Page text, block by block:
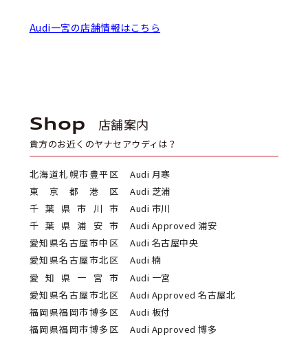
Audi一宮の店舗情報はこちら
Shop 店舗案内
貴方のお近くのヤナセアウディは？
北海道札幌市豊平区
Audi 月寒
東京都港区
Audi 芝浦
千葉県市川市
Audi 市川
千葉県浦安市
Audi Approved 浦安
愛知県名古屋市中区
Audi 名古屋中央
愛知県名古屋市北区
Audi 楠
愛知県一宮市
Audi 一宮
愛知県名古屋市北区
Audi Approved 名古屋北
福岡県福岡市博多区
Audi 板付
福岡県福岡市博多区
Audi Approved 博多